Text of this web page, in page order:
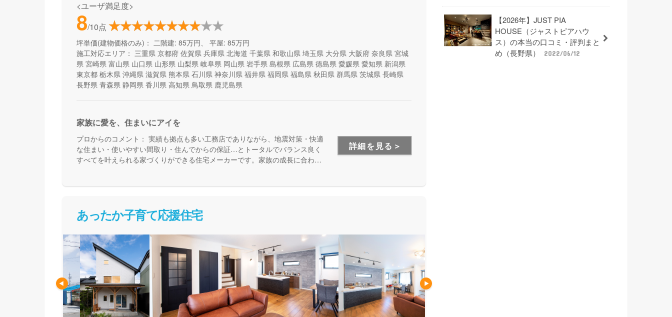
<ユーザ満足度>
8/10点
坪単価(建物価格のみ)： 二階建: 85万円、 平屋: 85万円
施工対応エリア： 三重県 京都府 佐賀県 兵庫県 北海道 千葉県 和歌山県 埼玉県 大分県 大阪府 奈良県 宮城
県 宮崎県 富山県 山口県 山形県 山梨県 岐阜県 岡山県 岩手県 島根県 広島県 徳島県 愛媛県 愛知県 新潟県
東京都 栃木県 沖縄県 滋賀県 熊本県 石川県 神奈川県 福井県 福岡県 福島県 秋田県 群馬県 茨城県 長崎県
長野県 青森県 静岡県 香川県 高知県 鳥取県 鹿児島県
家族に愛を、住まいにアイを
プロからのコメント： 実績も拠点も多い工務店でありながら、地震対策・快適
な住まい・使いやすい間取り・住んでからの保証…とトータルでバランス良く
すべてを叶えられる家づくりができる住宅メーカーです。家族の成長に合わせ
詳細を見る＞
あったか子育て応援住宅
【2026年】JUST PIA
HOUSE（ジャストピアハウ
ス）の本当の口コミ・評判まと
め（長野県）
2022/06/12